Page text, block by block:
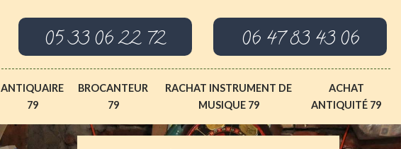
05 33 06 22 72 06 47 83 43 06
ANTIQUAIRE
79
BROCANTEUR
79
RACHAT INSTRUMENT DE
MUSIQUE 79
ACHAT
ANTIQUITÉ 79